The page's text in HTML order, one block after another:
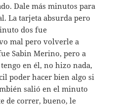
Dale más minutos para
La tarjeta absurda pero
dos fue
mal pero volverle a
Sabin Merino, pero a
en él, no hizo nada,
poder hacer bien algo si
salió en el minuto
de correr, bueno, le